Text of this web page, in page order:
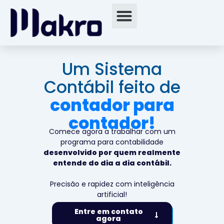
Um Sistema
Contábil feito de
contador para
contador!
Comece agora a trabalhar com um
programa para contabilidade
desenvolvido por quem realmente
entende do dia a dia contábil.
Precisão e rapidez com inteligência
artificial!
Entre em contato
agora